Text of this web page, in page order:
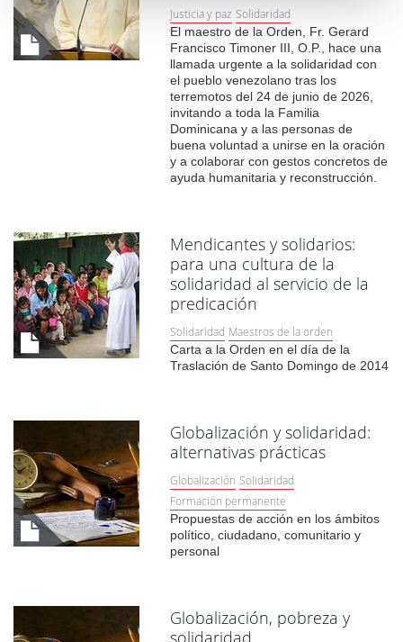
Justicia y paz Solidaridad
El maestro de la Orden, Fr. Gerard
Francisco Timoner III, O.P., hace una
llamada urgente a la solidaridad con
el pueblo venezolano tras los
terremotos del 24 de junio de 2026,
invitando a toda la Familia
Dominicana y a las personas de
buena voluntad a unirse en la oración
y a colaborar con gestos concretos de
ayuda humanitaria y reconstrucción.
Mendicantes y solidarios:
para una cultura de la
solidaridad al servicio de la
predicación
Solidaridad Maestros de la orden
Carta a la Orden en el día de la
Traslación de Santo Domingo de 2014
Globalización y solidaridad:
alternativas prácticas
Globalización Solidaridad
Formación permanente
Propuestas de acción en los ámbitos
político, ciudadano, comunitario y
personal
Globalización, pobreza y
solidaridad